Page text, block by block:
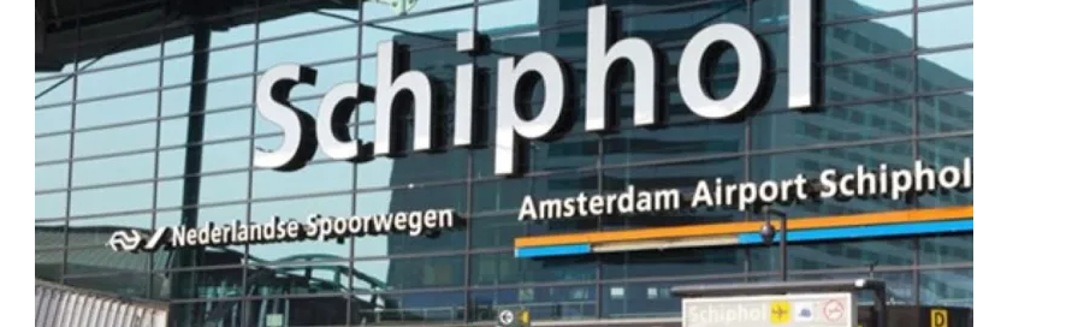
د
إ
ل
ك
ت
ر
و
ن